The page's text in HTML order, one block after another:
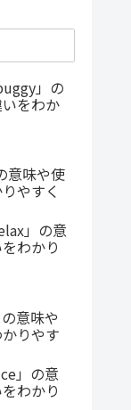
」の
をわか
意味や使
やすく
」の意
わかり
意味や
りやす
」の意
わかり